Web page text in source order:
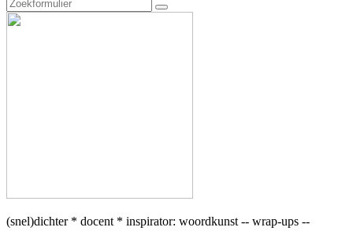
Zoeken
(snel)dichter * docent * inspirator: woordkunst -- wrap-ups --